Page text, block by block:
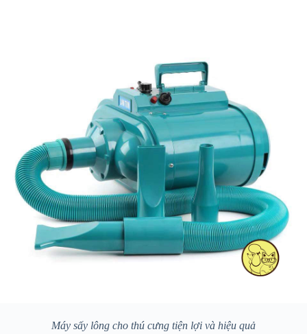
Máy sấy lông cho thú cưng tiện lợi và hiệu quả